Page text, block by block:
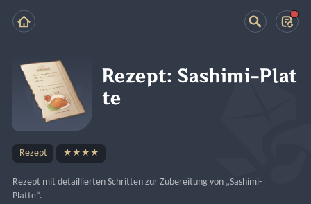
Rezept: Sashimi-Plat
te
Rezept ★★★★
Rezept mit detaillierten Schritten zur Zubereitung von „Sashimi-
Platte“.